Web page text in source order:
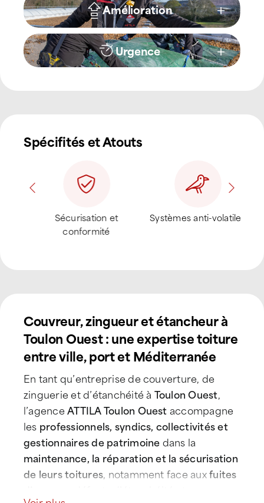
Amélioration
Urgence
Spécifités et Atouts
Sécurisation et
conformité
Systèmes anti-volatiles
Couvreur, zingueur et étancheur à
Toulon Ouest : une expertise toiture
entre ville, port et Méditerranée
En tant qu’entreprise de couverture, de
zinguerie et d’étanchéité à Toulon Ouest,
l’agenceATTILA Toulon Ouestaccompagne
les professionnels, syndics, collectivités et
gestionnaires de patrimoinedans la
maintenance, la réparation et la sécurisation
de leurs toitures, notamment face auxfuites